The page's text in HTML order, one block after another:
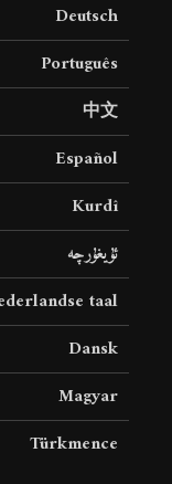
Deutsch
Português
中文
Español
Kurdî
ئۇيغۇرچە
taal
Dansk
Magyar
Türkmence